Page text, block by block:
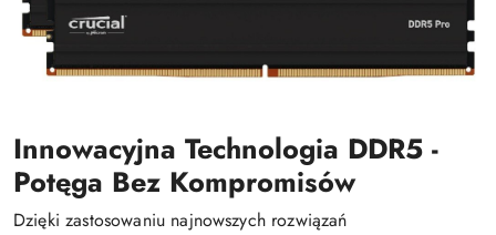
Innowacyjna Technologia DDR5 -
Potęga Bez Kompromisów
Dzięki zastosowaniu najnowszych rozwiązań